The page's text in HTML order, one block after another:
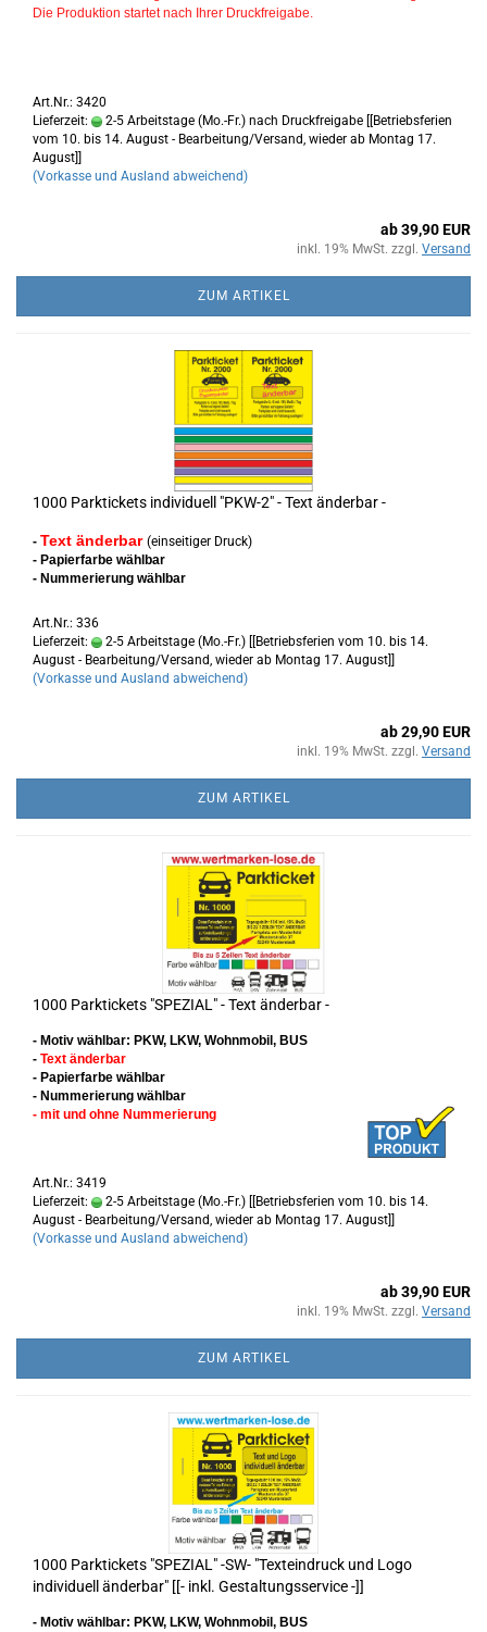
Die Produktion startet nach Ihrer Druckfreigabe.
Art.Nr.: 3420
Lieferzeit:
2-5 Arbeitstage (Mo.-Fr.) nach Druckfreigabe [[Betriebsferien
vom 10. bis 14. August - Bearbeitung/Versand, wieder ab Montag 17.
August]]
(Vorkasse und Ausland abweichend)
ab 39,90 EUR
inkl. 19% MwSt. zzgl. Versand
ZUM ARTIKEL
1000 Parktickets individuell "PKW-2" - Text änderbar -
- Text änderbar (einseitiger Druck)
- Papierfarbe wählbar
- Nummerierung wählbar
Art.Nr.: 336
Lieferzeit:
2-5 Arbeitstage (Mo.-Fr.) [[Betriebsferien vom 10. bis 14.
August - Bearbeitung/Versand, wieder ab Montag 17. August]]
(Vorkasse und Ausland abweichend)
ab 29,90 EUR
inkl. 19% MwSt. zzgl. Versand
ZUM ARTIKEL
1000 Parktickets "SPEZIAL" - Text änderbar -
- Motiv wählbar: PKW, LKW, Wohnmobil, BUS
- Text änderbar
- Papierfarbe wählbar
- Nummerierung wählbar
- mit und ohne Nummerierung
Art.Nr.: 3419
Lieferzeit:
2-5 Arbeitstage (Mo.-Fr.) [[Betriebsferien vom 10. bis 14.
August - Bearbeitung/Versand, wieder ab Montag 17. August]]
(Vorkasse und Ausland abweichend)
ab 39,90 EUR
inkl. 19% MwSt. zzgl. Versand
ZUM ARTIKEL
1000 Parktickets "SPEZIAL" -SW- "Texteindruck und Logo
individuell änderbar" [[- inkl. Gestaltungsservice -]]
- Motiv wählbar: PKW, LKW, Wohnmobil, BUS